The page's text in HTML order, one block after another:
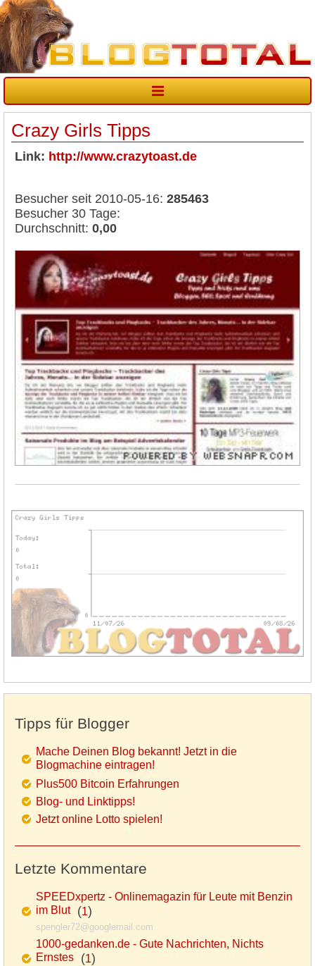
Crazy Girls Tipps
Link: http://www.crazytoast.de
Besucher seit 2010-05-16: 285463
Besucher 30 Tage:
Durchschnitt: 0,00
Tipps für Blogger
Mache Deinen Blog bekannt! Jetzt in die
Blogmachine eintragen!
Plus500 Bitcoin Erfahrungen
Blog- und Linktipps!
Jetzt online Lotto spielen!
Letzte Kommentare
SPEEDxpertz - Onlinemagazin für Leute mit Benzin
im Blut(1)
spengler72@googlemail.com
1000-gedanken.de - Gute Nachrichten, Nichts
Ernstes (1)